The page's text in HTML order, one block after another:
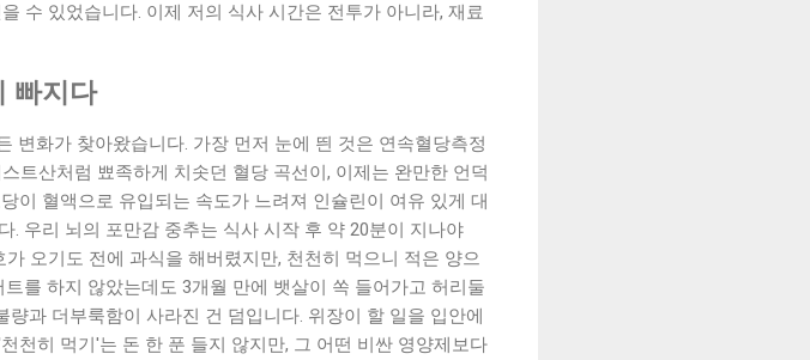
수 있었습니다. 이제 저의 식사 시간은 전투가 아니라, 재료
빠지다
변화가 찾아왔습니다. 가장 먼저 눈에 띈 것은 연속혈당측정
트산처럼 뾰족하게 치솟던 혈당 곡선이, 이제는 완만한 언덕
이 혈액으로 유입되는 속도가 느려져 인슐린이 여유 있게 대
. 우리 뇌의 포만감 중추는 식사 시작 후 약 20분이 지나야
오기도 전에 과식을 해버렸지만, 천천히 먹으니 적은 양으
를 하지 않았는데도 3개월 만에 뱃살이 쏙 들어가고 허리둘
과 더부룩함이 사라진 건 덤입니다. 위장이 할 일을 입안에
천히 먹기'는 돈 한 푼 들지 않지만, 그 어떤 비싼 영양제보다